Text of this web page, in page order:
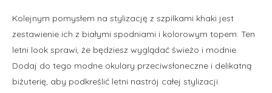
Kolejnym pomysłem na stylizację z szpilkami khaki jest
zestawienie ich z białymi spodniami i kolorowym topem. Ten
letni look sprawi, że będziesz wyglądać świeżo i modnie.
Dodaj do tego modne okulary przeciwsłoneczne i delikatną
biżuterię, aby podkreślić letni nastrój całej stylizacji.